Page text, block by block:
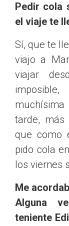
Pedir cola
el viaje te
Sí, que te
viajo a
viajar
tarde, más
que como
pido cola
los viernes
Me
Alguna
teniente